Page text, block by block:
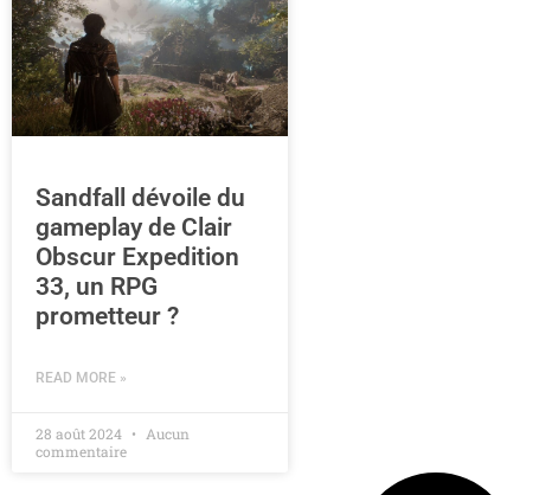
Sandfall dévoile du
gameplay de Clair
Obscur Expedition
33, un RPG
prometteur ?
READ MORE »
28 août 2024
Aucun
commentaire